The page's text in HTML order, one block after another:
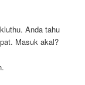
Anda tahu
Masuk akal?